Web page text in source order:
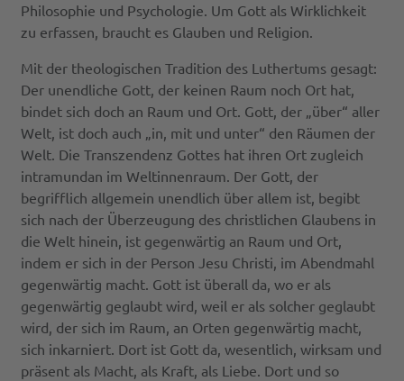
Philosophie und Psychologie. Um Gott als Wirklichkeit
zu erfassen, braucht es Glauben und Religion.
Mit der theologischen Tradition des Luthertums gesagt:
Der unendliche Gott, der keinen Raum noch Ort hat,
bindet sich doch an Raum und Ort. Gott, der „über“ aller
Welt, ist doch auch „in, mit und unter“ den Räumen der
Welt. Die Transzendenz Gottes hat ihren Ort zugleich
intramundan im Weltinnenraum. Der Gott, der
begrifflich allgemein unendlich über allem ist, begibt
sich nach der Überzeugung des christlichen Glaubens in
die Welt hinein, ist gegenwärtig an Raum und Ort,
indem er sich in der Person Jesu Christi, im Abendmahl
gegenwärtig macht. Gott ist überall da, wo er als
gegenwärtig geglaubt wird, weil er als solcher geglaubt
wird, der sich im Raum, an Orten gegenwärtig macht,
sich inkarniert. Dort ist Gott da, wesentlich, wirksam und
präsent als Macht, als Kraft, als Liebe. Dort und so